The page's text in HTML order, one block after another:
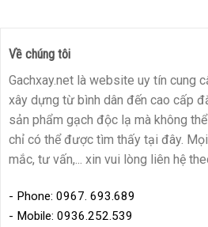
Về chúng tôi
Gachxay.net là website uy tín cung
xây dựng từ bình dân đến cao cấp
sản phẩm gạch độc lạ mà không
chỉ có thể được tìm thấy tại đây.
mắc, tư vấn,... xin vui lòng liên hệ
- Phone: 0967. 693.689
- Mobile: 0936.252.539